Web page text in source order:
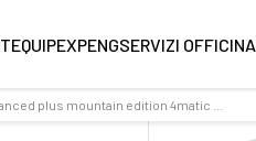
XPENGSERVIZI OFFICINA